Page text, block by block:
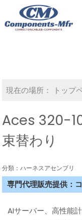
現在の場所： トップ
Aces 320-
束替わり
分類：ハーネスアセンブリ
専門代理販売提供：
AIサーバー、高性能